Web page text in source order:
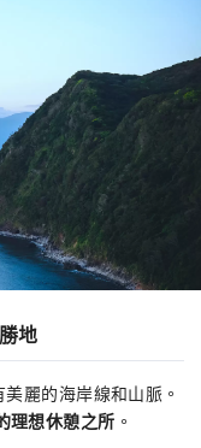
地
麗的海岸線和山脈。
理想休憩之所 。